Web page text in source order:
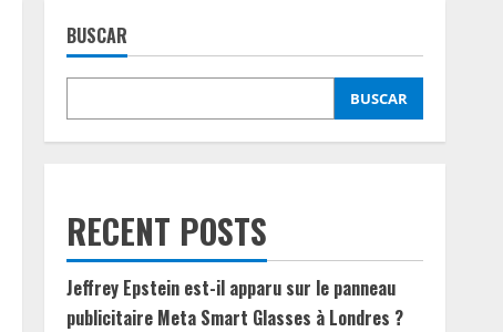
BUSCAR
BUSCAR
RECENT POSTS
Jeffrey Epstein est-il apparu sur le panneau
publicitaire Meta Smart Glasses à Londres ?